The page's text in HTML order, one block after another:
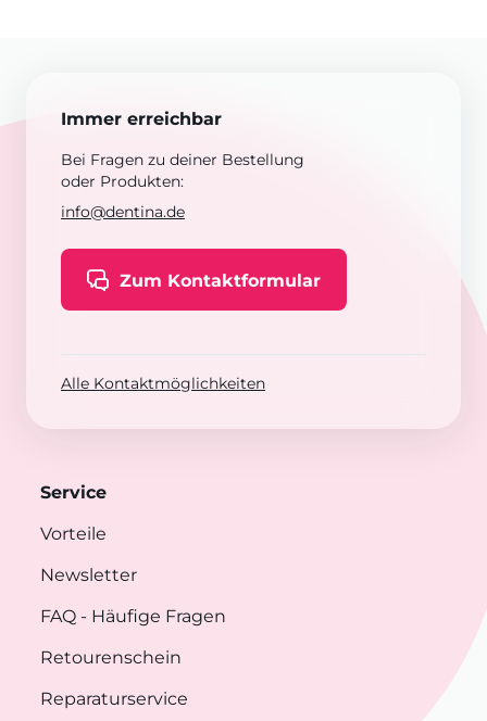
Immer erreichbar
Bei Fragen zu deiner Bestellung
oder Produkten:
info@dentina.de
Zum Kontaktformular
Alle Kontaktmöglichkeiten
Service
Vorteile
Newsletter
FAQ - Häufige Fragen
Retourenschein
Reparaturservice